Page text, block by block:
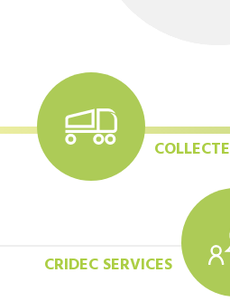
COLLECTE
CRIDEC SERVICES